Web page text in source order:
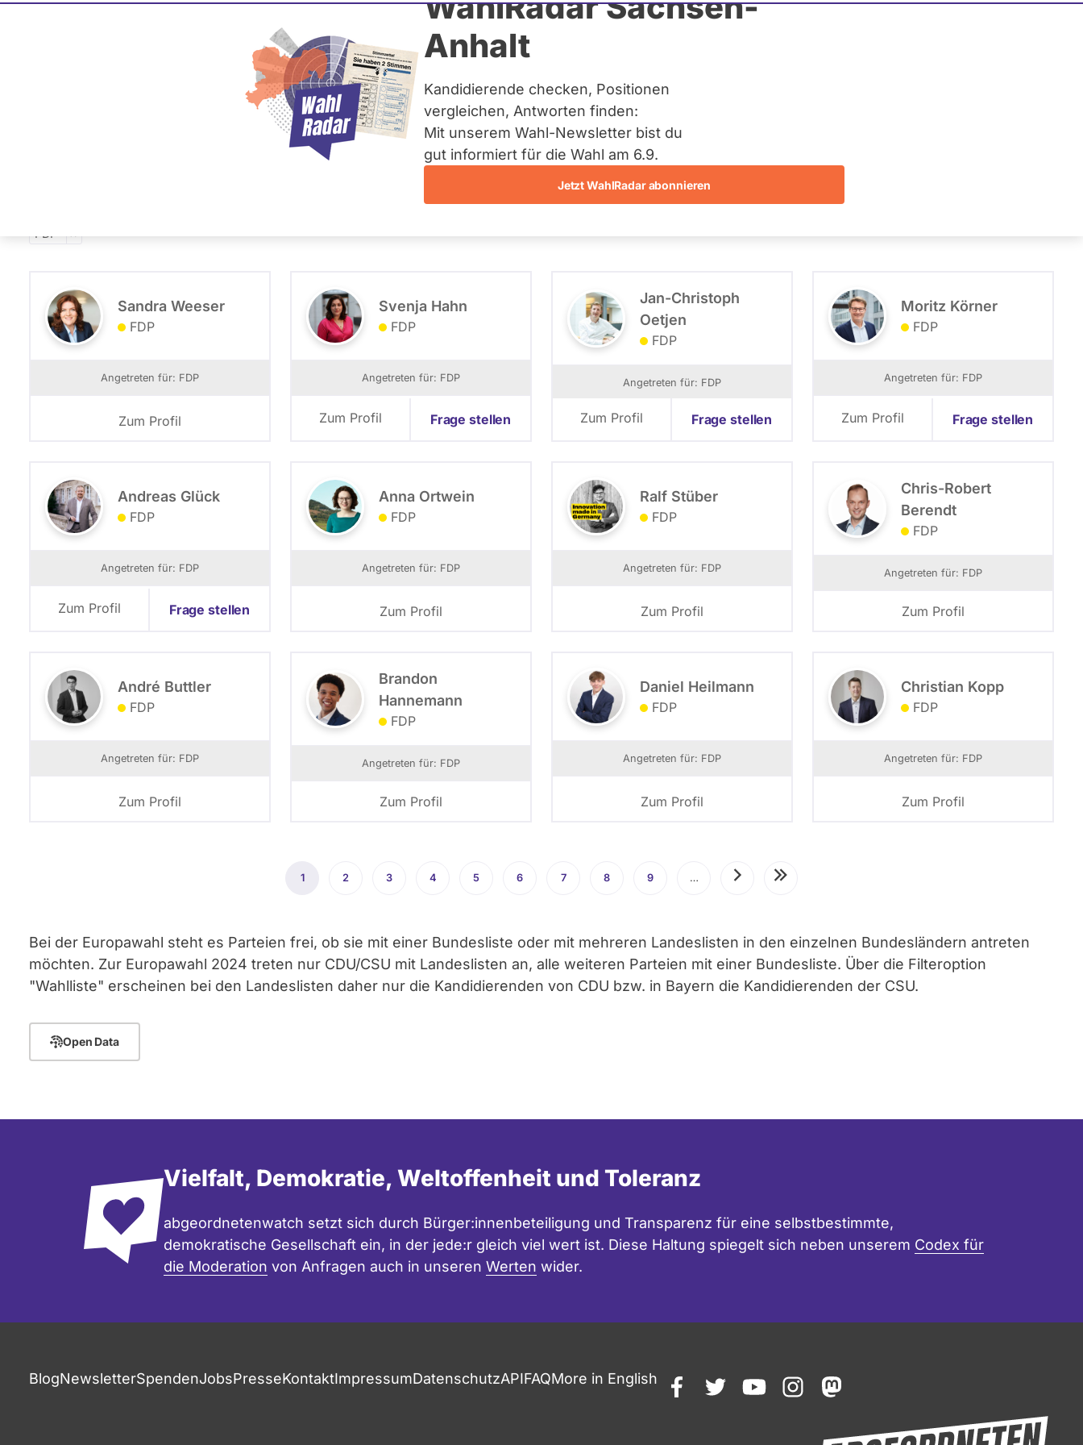
Anhalt
Kandidierende checken, Positionen
vergleichen, Antworten finden:
Mit unserem Wahl-Newsletter bist du
gut informiert für die Wahl am 6.9.
Jetzt WahlRadar abonnieren
EU-Parlament Wahl 2024 - Kandidierende
Wahlliste
- Alle -
FDP
Sandra Weeser
FDP
Angetreten für: FDP
Zum Profil
Svenja Hahn
FDP
Angetreten für: FDP
Zum Profil Frage stellen
Jan-Christoph
Oetjen
FDP
Angetreten für: FDP
Zum Profil Frage stellen
Moritz Körner
FDP
Angetreten für: FDP
Zum Profil Frage stellen
Andreas Glück
FDP
Angetreten für: FDP
Zum Profil Frage stellen
Anna Ortwein
FDP
Angetreten für: FDP
Zum Profil
Ralf Stüber
FDP
Angetreten für: FDP
Zum Profil
Chris-Robert
Berendt
FDP
Angetreten für: FDP
Zum Profil
André Buttler
FDP
Angetreten für: FDP
Zum Profil
Brandon
Hannemann
FDP
Angetreten für: FDP
Zum Profil
Daniel Heilmann
FDP
Angetreten für: FDP
Zum Profil
Christian Kopp
FDP
Angetreten für: FDP
Zum Profil
Aktuelle
1 Seite
2 Seite
3 Seite
4 Seite
5 Seite
6 Seite
7 Seite
8 Seite
9 … NächsteLetzte
Bei der Europawahl steht es Parteien frei, ob sie mit einer Bundesliste oder mit mehreren Landeslisten in den einzelnen Bundesländern antreten
möchten. Zur Europawahl 2024 treten nur CDU/CSU mit Landeslisten an, alle weiteren Parteien mit einer Bundesliste. Über die Filteroption
"Wahlliste" erscheinen bei den Landeslisten daher nur die Kandidierenden von CDU bzw. in Bayern die Kandidierenden der CSU.
Open Data
Vielfalt, Demokratie, Weltoffenheit und Toleranz
abgeordnetenwatch setzt sich durch Bürger:innenbeteiligung und Transparenz für eine selbstbestimmte,
demokratische Gesellschaft ein, in der jede:r gleich viel wert ist. Diese Haltung spiegelt sich neben unserem Codex für
die Moderation von Anfragen auch in unseren Werten wider.
BlogNewsletterSpendenJobsPresseKontaktImpressumDatenschutzAPIFAQMore in English
facebooktwitteryoutubeinstagrammastodon